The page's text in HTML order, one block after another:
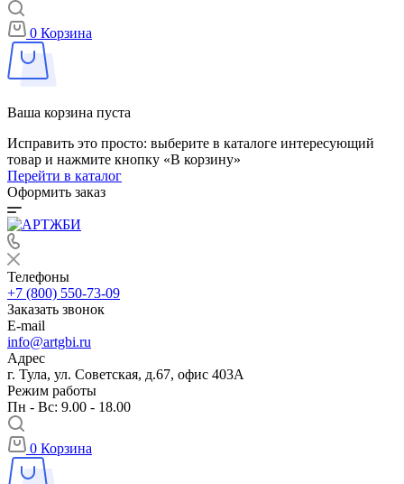
0 Корзина
Ваша корзина пуста
Исправить это просто: выберите в каталоге интересующий
товар и нажмите кнопку «В корзину»
Перейти в каталог
Оформить заказ
Телефоны
+7 (800) 550-73-09
Заказать звонок
E-mail
info@artgbi.ru
Адрес
г. Тула, ул. Советская, д.67, офис 403А
Режим работы
Пн - Вс: 9.00 - 18.00
0 Корзина